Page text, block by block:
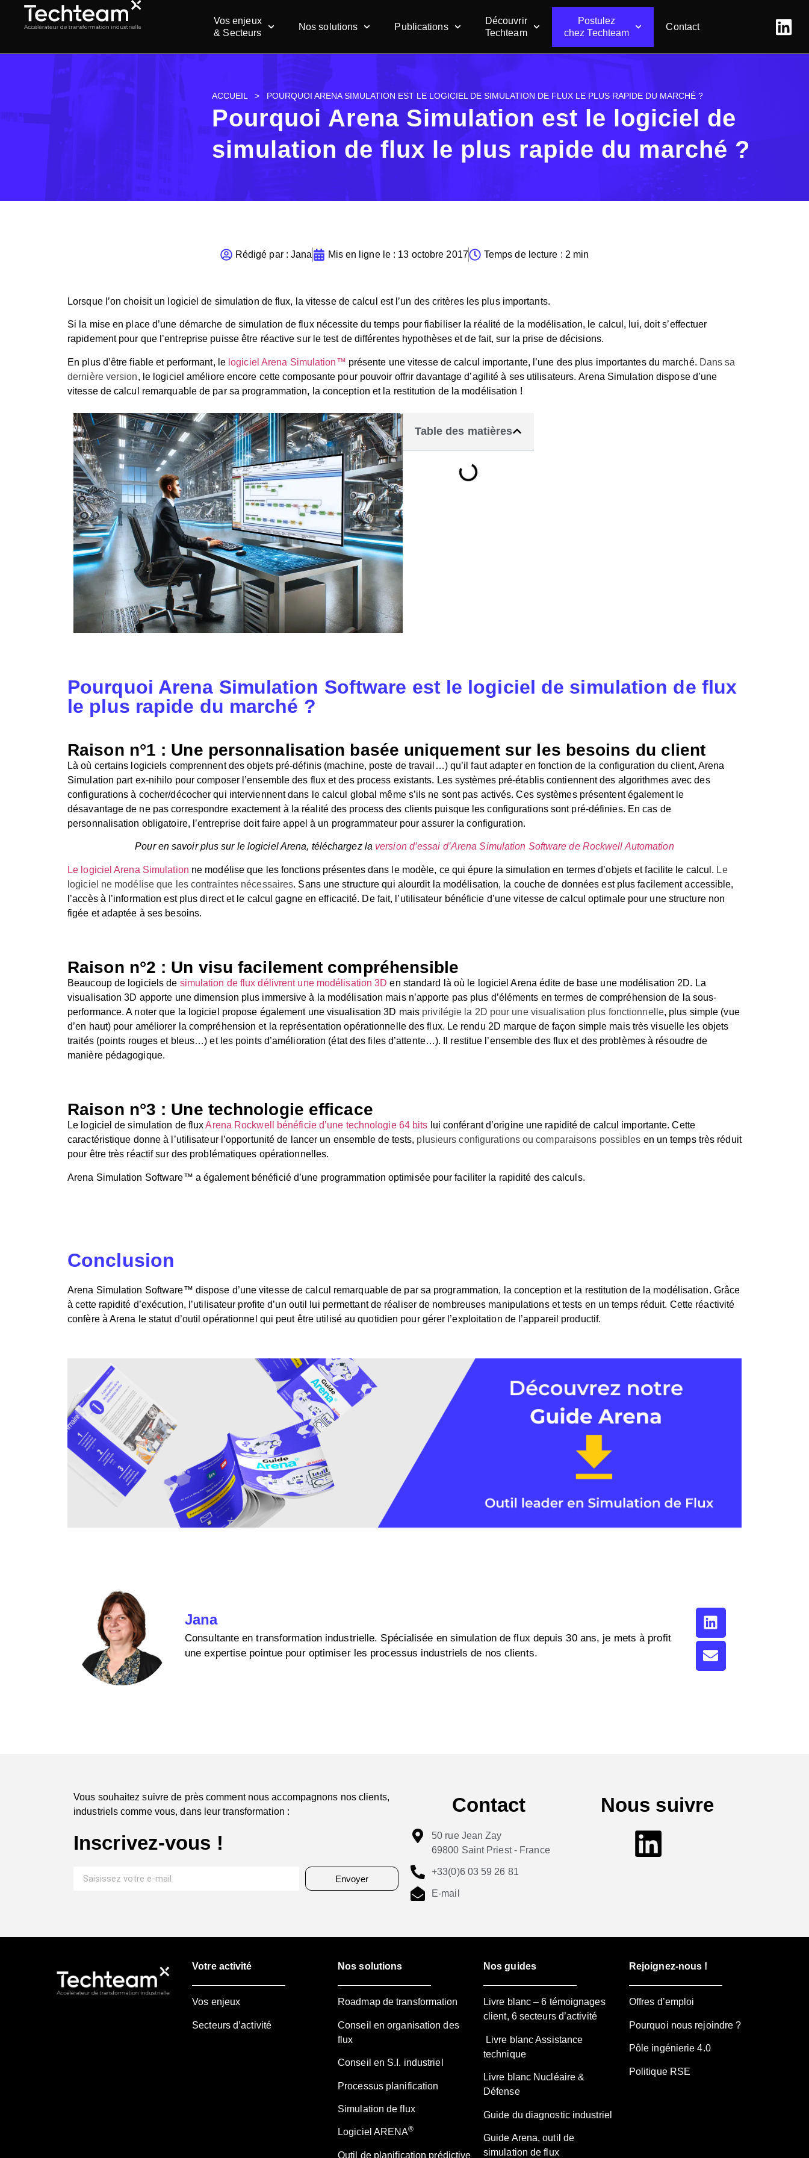
Vos enjeux
& Secteurs
Nos solutions Publications
Découvrir
Techteam
Postulez
chez Techteam
Contact
ACCUEIL> POURQUOI ARENA SIMULATION EST LE LOGICIEL DE SIMULATION DE FLUX LE PLUS RAPIDE DU MARCHÉ ?
Pourquoi Arena Simulation est le logiciel de
simulation de flux le plus rapide du marché ?
Rédigé par :Jana Mis en ligne le : 13 octobre 2017 Temps de lecture : 2 min
Lorsque l’on choisit un logiciel de simulation de flux, la vitesse de calcul est l’un des critères les plus importants.
Si la mise en place d’une démarche de simulation de flux nécessite du temps pour fiabiliser la réalité de la modélisation, le calcul, lui, doit s’effectuer
rapidement pour que l’entreprise puisse être réactive sur le test de différentes hypothèses et de fait, sur la prise de décisions.
En plus d’être fiable et performant, le logiciel Arena Simulation™ présente une vitesse de calcul importante, l’une des plus importantes du marché. Dans sa
dernière version, le logiciel améliore encore cette composante pour pouvoir offrir davantage d’agilité à ses utilisateurs. Arena Simulation dispose d’une
vitesse de calcul remarquable de par sa programmation, la conception et la restitution de la modélisation !
Table des matières
Pourquoi Arena Simulation Software est le logiciel de simulation de flux
le plus rapide du marché ?
Raison n°1 : Une personnalisation basée uniquement sur les besoins du client
Là où certains logiciels comprennent des objets pré-définis (machine, poste de travail…) qu’il faut adapter en fonction de la configuration du client, Arena
Simulation part ex-nihilo pour composer l’ensemble des flux et des process existants. Les systèmes pré-établis contiennent des algorithmes avec des
configurations à cocher/décocher qui interviennent dans le calcul global même s’ils ne sont pas activés. Ces systèmes présentent également le
désavantage de ne pas correspondre exactement à la réalité des process des clients puisque les configurations sont pré-définies. En cas de
personnalisation obligatoire, l’entreprise doit faire appel à un programmateur pour assurer la configuration.
Pour en savoir plus sur le logiciel Arena, téléchargez la version d’essai d’Arena Simulation Software de Rockwell Automation
Le logiciel Arena Simulation ne modélise que les fonctions présentes dans le modèle, ce qui épure la simulation en termes d’objets et facilite le calcul. Le
logiciel ne modélise que les contraintes nécessaires. Sans une structure qui alourdit la modélisation, la couche de données est plus facilement accessible,
l’accès à l’information est plus direct et le calcul gagne en efficacité. De fait, l’utilisateur bénéficie d’une vitesse de calcul optimale pour une structure non
figée et adaptée à ses besoins.
Raison n°2 : Un visu facilement compréhensible
Beaucoup de logiciels de simulation de flux délivrent une modélisation 3D en standard là où le logiciel Arena édite de base une modélisation 2D. La
visualisation 3D apporte une dimension plus immersive à la modélisation mais n’apporte pas plus d’éléments en termes de compréhension de la sous-
performance. A noter que la logiciel propose également une visualisation 3D mais privilégie la 2D pour une visualisation plus fonctionnelle, plus simple (vue
d’en haut) pour améliorer la compréhension et la représentation opérationnelle des flux. Le rendu 2D marque de façon simple mais très visuelle les objets
traités (points rouges et bleus…) et les points d’amélioration (état des files d’attente…). Il restitue l’ensemble des flux et des problèmes à résoudre de
manière pédagogique.
Raison n°3 : Une technologie efficace
Le logiciel de simulation de fluxArena Rockwell bénéficie d’une technologie 64 bits lui conférant d’origine une rapidité de calcul importante. Cette
caractéristique donne à l’utilisateur l’opportunité de lancer un ensemble de tests, plusieurs configurations ou comparaisons possibles en un temps très réduit
pour être très réactif sur des problématiques opérationnelles.
Arena Simulation Software™ a également bénéficié d’une programmation optimisée pour faciliter la rapidité des calculs.
Conclusion
Arena Simulation Software™ dispose d’une vitesse de calcul remarquable de par sa programmation, la conception et la restitution de la modélisation. Grâce
à cette rapidité d’exécution, l’utilisateur profite d’un outil lui permettant de réaliser de nombreuses manipulations et tests en un temps réduit. Cette réactivité
confère à Arena le statut d’outil opérationnel qui peut être utilisé au quotidien pour gérer l’exploitation de l’appareil productif.
Jana
Consultante en transformation industrielle. Spécialisée en simulation de flux depuis 30 ans, je mets à profit
une expertise pointue pour optimiser les processus industriels de nos clients.
Vous souhaitez suivre de près comment nous accompagnons nos clients,
industriels comme vous, dans leur transformation :
Inscrivez-vous !
Envoyer
Contact
50 rue Jean Zay
69800 Saint Priest - France
+33(0)6 03 59 26 81
E-mail
Nous suivre
Votre activité
Vos enjeux
Secteurs d’activité
Nos solutions
Roadmap de transformation
Conseil en organisation des
flux
Conseil en S.I. industriel
Processus planification
Simulation de flux
Logiciel ARENA®
Outil de planification prédictive
Nos guides
Livre blanc – 6 témoignages
client, 6 secteurs d’activité
Livre blanc Assistance
technique
Livre blanc Nucléaire &
Défense
Guide du diagnostic industriel
Guide Arena, outil de
simulation de flux
Rejoignez-nous !
Offres d’emploi
Pourquoi nous rejoindre ?
Pôle ingénierie 4.0
Politique RSE